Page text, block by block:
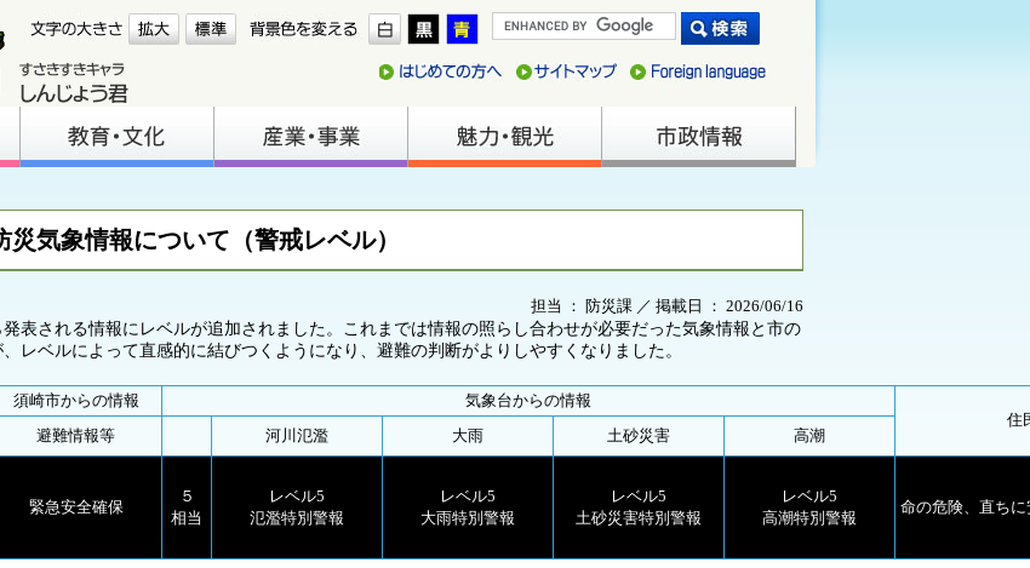
災気象情報について（警戒レベル）
担当 ： 防災課 ／ 掲載日 ： 2026/06/16
表される情報にレベルが追加されました。これまでは情報の照らし合わせが必要だった気象情報と市の
レベルによって直感的に結びつくようになり、避難の判断がよりしやすくなりました。
須崎市からの情報 気象台からの情報
住
避難情報等
河川氾濫 大雨 土砂災害 高潮
緊急安全確保
５
相当
レベル5
氾濫特別警報
レベル5
大雨特別警報
レベル5
土砂災害特別警報
レベル5
高潮特別警報
命の危険、直ち